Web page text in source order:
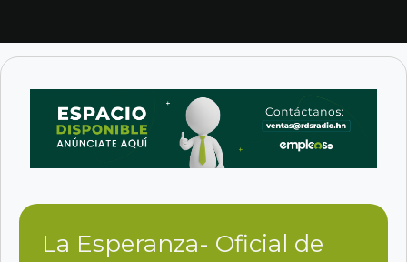
La Esperanza- Oficial de